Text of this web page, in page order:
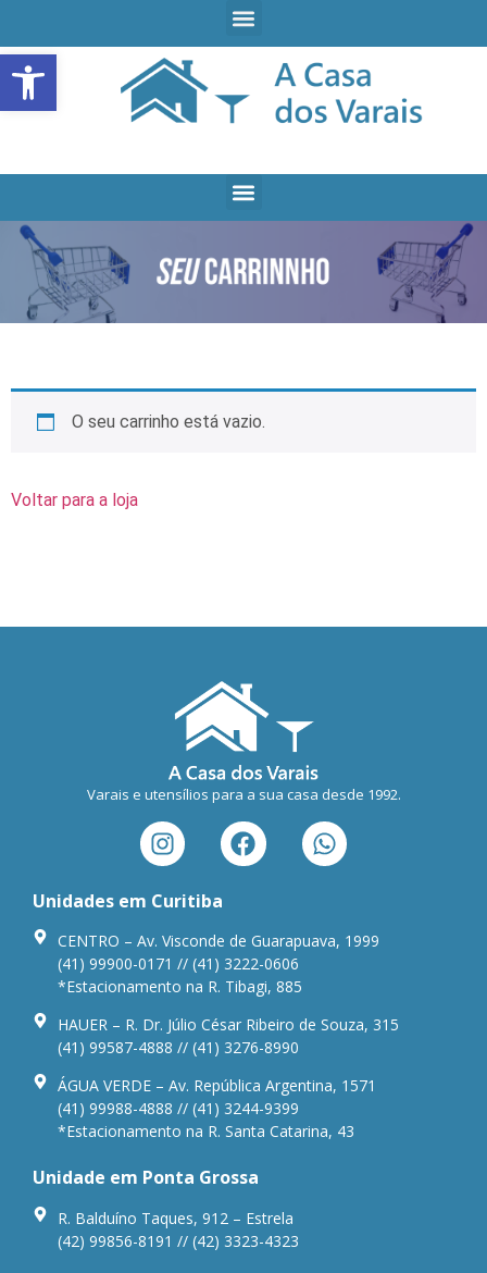
Open toolbar
O seu carrinho está vazio.
Voltar para a loja
Varais e utensílios para a sua casa desde 1992.
Unidades em Curitiba
CENTRO – Av. Visconde de Guarapuava, 1999
(41) 99900-0171 // (41) 3222-0606
*Estacionamento na R. Tibagi, 885
HAUER – R. Dr. Júlio César Ribeiro de Souza, 315
(41) 99587-4888 // (41) 3276-8990
ÁGUA VERDE – Av. República Argentina, 1571
(41) 99988-4888 // (41) 3244-9399
*Estacionamento na R. Santa Catarina, 43
Unidade em Ponta Grossa
R. Balduíno Taques, 912 – Estrela
(42) 99856-8191 // (42) 3323-4323